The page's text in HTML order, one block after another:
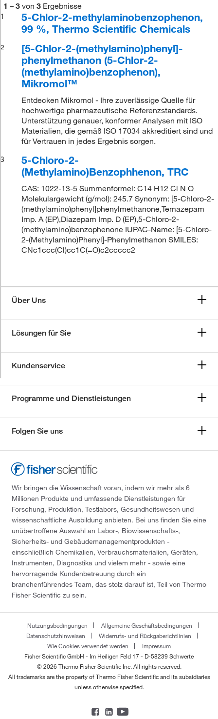
1 – 3 von 3 Ergebnisse
1
5-Chlor-2-methylaminobenzophenon,
99 %, Thermo Scientific Chemicals
2
[5-Chlor-2-(methylamino)phenyl]-
phenylmethanon (5-Chlor-2-
(methylamino)benzophenon),
Mikromol™
Entdecken Mikromol - Ihre zuverlässige Quelle für
hochwertige pharmazeutische Referenzstandards.
Unterstützung genauer, konformer Analysen mit ISO
Materialien, die gemäß ISO 17034 akkreditiert sind und
für Vertrauen in jedes Ergebnis sorgen.
3
5-Chloro-2-
(Methylamino)Benzophhenon, TRC
CAS: 1022-13-5 Summenformel: C14 H12 Cl N O
Molekulargewicht (g/mol): 245.7 Synonym: [5-Chloro-2-
(methylamino)phenyl]phenylmethanone,Temazepam
Imp. A (EP),Diazepam Imp. D (EP),5-Chloro-2-
(methylamino)benzophenone IUPAC-Name: [5-Chloro-
2-(Methylamino)Phenyl]-Phenylmethanon SMILES:
CNc1ccc(Cl)cc1C(=O)c2ccccc2
Über Uns
Lösungen für Sie
Kundenservice
Programme und Dienstleistungen
Folgen Sie uns
Wir bringen die Wissenschaft voran, indem wir mehr als 6
Millionen Produkte und umfassende Dienstleistungen für
Forschung, Produktion, Testlabors, Gesundheitswesen und
wissenschaftliche Ausbildung anbieten. Bei uns finden Sie eine
unübertroffene Auswahl an Labor-, Biowissenschafts-,
Sicherheits- und Gebäudemanagementprodukten -
einschließlich Chemikalien, Verbrauchsmaterialien, Geräten,
Instrumenten, Diagnostika und vielem mehr - sowie eine
hervorragende Kundenbetreuung durch ein
branchenführendes Team, das stolz darauf ist, Teil von Thermo
Fisher Scientific zu sein.
Nutzungsbedingungen
Allgemeine Geschäftsbedingungen
Datenschutzhinweisen
Widerrufs- und Rückgaberichtlinien
Wie Cookies verwendet werden
Impressum
Fisher Scientific GmbH - Im Heiligen Feld 17 - D-58239 Schwerte
© 2026 Thermo Fisher Scientific Inc. All rights reserved.
All trademarks are the property of Thermo Fisher Scientific and its subsidiaries
unless otherwise specified.